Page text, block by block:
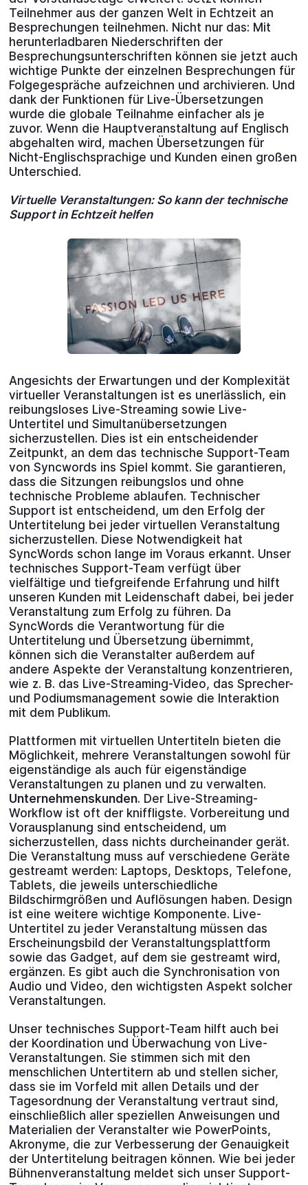
Teilnehmer aus der ganzen Welt in Echtzeit an
Besprechungen teilnehmen. Nicht nur das: Mit
herunterladbaren Niederschriften der
Besprechungsunterschriften können sie jetzt auch
wichtige Punkte der einzelnen Besprechungen für
Folgegespräche aufzeichnen und archivieren. Und
dank der Funktionen für Live-Übersetzungen
wurde die globale Teilnahme einfacher als je
zuvor. Wenn die Hauptveranstaltung auf Englisch
abgehalten wird, machen Übersetzungen für
Nicht-Englischsprachige und Kunden einen großen
Unterschied.
Virtuelle Veranstaltungen: So kann der technische
Support in Echtzeit helfen
Angesichts der Erwartungen und der Komplexität
virtueller Veranstaltungen ist es unerlässlich, ein
reibungsloses Live-Streaming sowie Live-
Untertitel und Simultanübersetzungen
sicherzustellen. Dies ist ein entscheidender
Zeitpunkt, an dem das technische Support-Team
von Syncwords ins Spiel kommt. Sie garantieren,
dass die Sitzungen reibungslos und ohne
technische Probleme ablaufen. Technischer
Support ist entscheidend, um den Erfolg der
Untertitelung bei jeder virtuellen Veranstaltung
sicherzustellen. Diese Notwendigkeit hat
SyncWords schon lange im Voraus erkannt. Unser
technisches Support-Team verfügt über
vielfältige und tiefgreifende Erfahrung und hilft
unseren Kunden mit Leidenschaft dabei, bei jeder
Veranstaltung zum Erfolg zu führen. Da
SyncWords die Verantwortung für die
Untertitelung und Übersetzung übernimmt,
können sich die Veranstalter außerdem auf
andere Aspekte der Veranstaltung konzentrieren,
wie z. B. das Live-Streaming-Video, das Sprecher-
und Podiumsmanagement sowie die Interaktion
mit dem Publikum.
Plattformen mit virtuellen Untertiteln bieten die
Möglichkeit, mehrere Veranstaltungen sowohl für
eigenständige als auch für eigenständige
Veranstaltungen zu planen und zu verwalten.
Unternehmenskunden. Der Live-Streaming-
Workflow ist oft der kniffligste. Vorbereitung und
Vorausplanung sind entscheidend, um
sicherzustellen, dass nichts durcheinander gerät.
Die Veranstaltung muss auf verschiedene Geräte
gestreamt werden: Laptops, Desktops, Telefone,
Tablets, die jeweils unterschiedliche
Bildschirmgrößen und Auflösungen haben. Design
ist eine weitere wichtige Komponente. Live-
Untertitel zu jeder Veranstaltung müssen das
Erscheinungsbild der Veranstaltungsplattform
sowie das Gadget, auf dem sie gestreamt wird,
ergänzen. Es gibt auch die Synchronisation von
Audio und Video, den wichtigsten Aspekt solcher
Veranstaltungen.
Unser technisches Support-Team hilft auch bei
der Koordination und Überwachung von Live-
Veranstaltungen. Sie stimmen sich mit den
menschlichen Untertitern ab und stellen sicher,
dass sie im Vorfeld mit allen Details und der
Tagesordnung der Veranstaltung vertraut sind,
einschließlich aller speziellen Anweisungen und
Materialien der Veranstalter wie PowerPoints,
Akronyme, die zur Verbesserung der Genauigkeit
der Untertitelung beitragen können. Wie bei jeder
Bühnenveranstaltung meldet sich unser Support-